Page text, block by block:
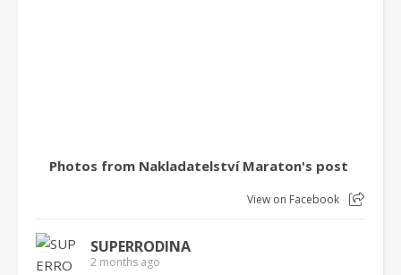
Photos from Nakladatelství Maraton's post
View on Facebook
SUPERRODINA
2 months ago